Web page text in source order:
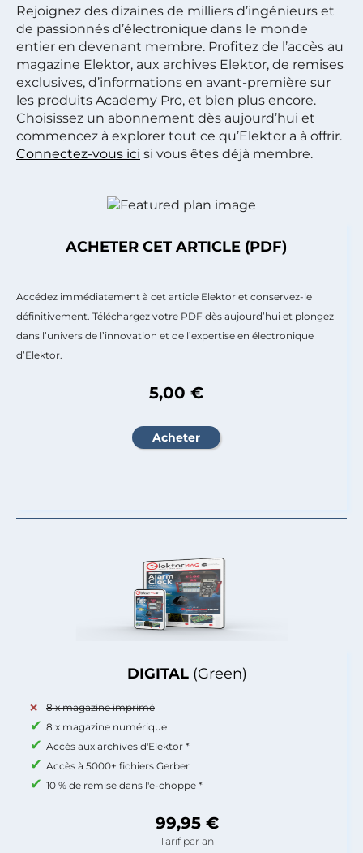
Rejoignez des dizaines de milliers d’ingénieurs et
de passionnés d’électronique dans le monde
entier en devenant membre. Profitez de l’accès au
magazine Elektor, aux archives Elektor, de remises
exclusives, d’informations en avant-première sur
les produits Academy Pro, et bien plus encore.
Choisissez un abonnement dès aujourd’hui et
commencez à explorer tout ce qu’Elektor a à offrir.
Connectez-vous ici si vous êtes déjà membre.
DIGITAL (Green)
8 x magazine imprimé
8 x magazine numérique
Accès aux archives d'Elektor *
Accès à 5000+ fichiers Gerber
10 % de remise dans l'e-choppe *
99,95 €
Tarif par an
ACHETER CET ARTICLE (PDF)
Accédez immédiatement à cet article Elektor et conservez-le
définitivement. Téléchargez votre PDF dès aujourd’hui et plongez
dans l’univers de l’innovation et de l’expertise en électronique
d’Elektor.
5,00 €